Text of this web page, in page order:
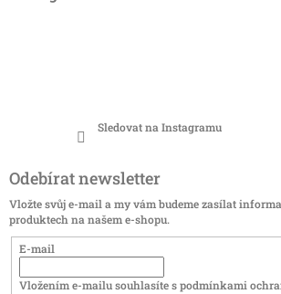
Sledovat na Instagramu
Odebírat newsletter
Vložte svůj e-mail a my vám budeme zasílat
produktech na našem e-shopu.
E-mail
Vložením e-mailu souhlasíte spodmínkami